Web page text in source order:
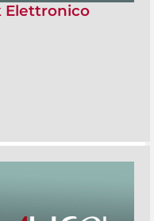
Elettronico